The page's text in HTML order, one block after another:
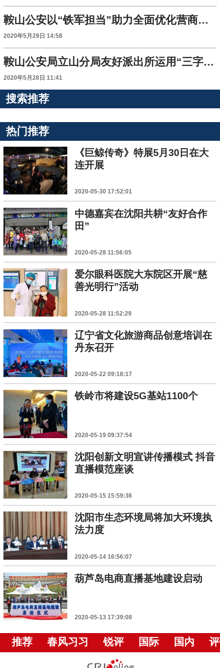
鞍山公安以“铁军担当”助力全面优化营商环境
2020年5月29日 14:58
鞍山公安局立山分局友好派出所运用“三字诀”做强警务工作
2020年5月28日 11:41
搜索推荐
热门推荐
《巨鲸传奇》特展5月30日在大
连开展
2020-05-30 17:52:01
中德嘉宾在沈阳共耕“友好合作
田”
2020-05-28 11:56:05
爱尔眼科医院大东院区开展“慈
善光明行”活动
2020-05-28 11:52:29
辽宁省文化旅游商品创意培训在
丹东召开
2020-05-22 09:18:17
铁岭市将建设5G基站1100个
2020-05-19 09:37:54
沈阳创新文明宣讲传播模式 抖音
直播模范座谈
2020-05-15 15:59:36
沈阳市生态环境局将加大环境执
法力度
2020-05-14 16:56:07
葫芦岛电商直播基地建设启动
2020-05-13 17:39:08
推荐 春风习习 锐评 国际 国内